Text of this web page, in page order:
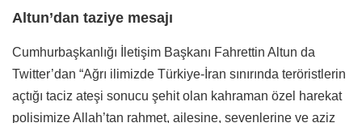
Altun’dan taziye mesajı
Cumhurbaşkanlığı İletişim Başkanı Fahrettin Altun da
Twitter’dan “Ağrı ilimizde Türkiye-İran sınırında teröristlerin
açtığı taciz ateşi sonucu şehit olan kahraman özel harekat
polisimize Allah’tan rahmet, ailesine, sevenlerine ve aziz